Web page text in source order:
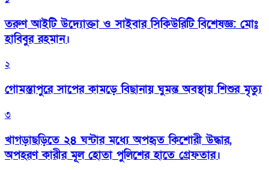
তরুণ আইটি উদ্যোক্তা ও সাইবার সিকিউরিটি বিশেষজ্ঞ: মোঃ
হাবিবুর রহমান।
২
গোমস্তাপুরে সাপের কামড়ে বিছানায় ঘুমন্ত অবস্থায় শিশুর মৃত্যু
৩
খাগড়াছড়িতে ২৪ ঘন্টার মধ্যে অপহৃত কিশোরী উদ্ধার,
অপহরণ কারীর মূল হোতা পুলিশের হাতে গ্রেফতার।